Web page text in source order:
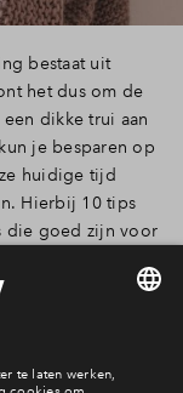
bestaat uit
het dus om de
dikke trui aan
je besparen op
huidige tijd
Hierbij 10 tips
die goed zijn voor